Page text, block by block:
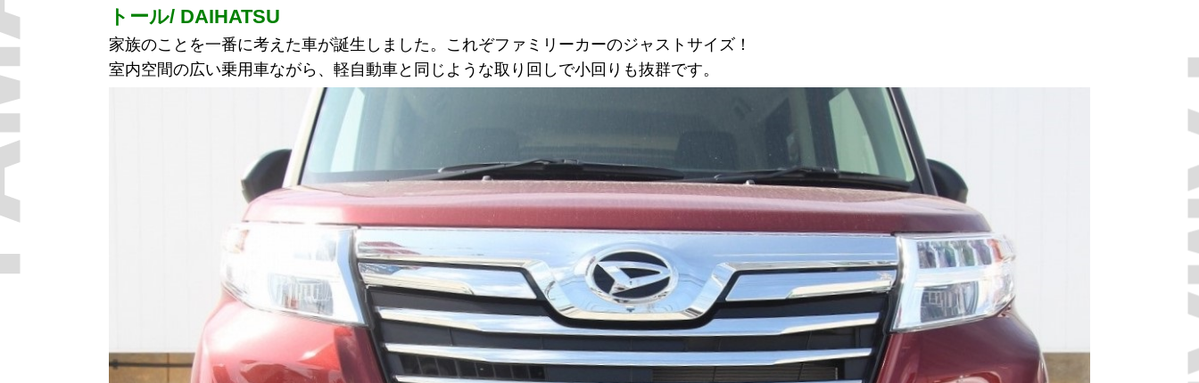
トール/ DAIHATSU
家族のことを一番に考えた車が誕生しました。これぞファミリーカーのジャストサイズ！
室内空間の広い乗用車ながら、軽自動車と同じような取り回しで小回りも抜群です。